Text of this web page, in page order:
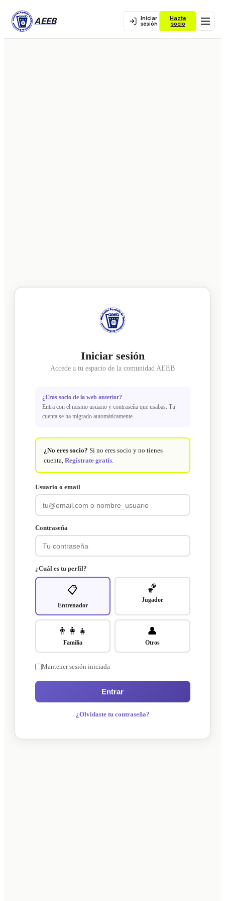
AEEB Iniciar
sesión
Hazte
socio
Iniciar sesión
Accede a tu espacio de la comunidad AEEB
¿Eras socio de la web anterior?
Entra con el mismo usuario y contraseña que usabas. Tu
cuenta se ha migrado automáticamente.
¿No eres socio? Si no eres socio y no tienes
cuenta, Regístrate gratis
Usuario o email
Contraseña
¿Cuál es tu perfil?
📋
Entrenador
🏀
Jugador
👨‍👩‍👧
Familia
👤
Otros
Mantener sesión iniciada
Entrar
¿Olvidaste tu contraseña?